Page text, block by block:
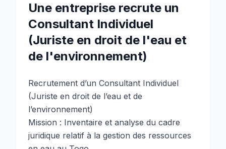
Une entreprise recrute un
Consultant Individuel
(Juriste en droit de l'eau et
de l'environnement)
Recrutement d’un Consultant Individuel
(Juriste en droit de l’eau et de
l’environnement)
Mission : Inventaire et analyse du cadre
juridique relatif à la gestion des ressources